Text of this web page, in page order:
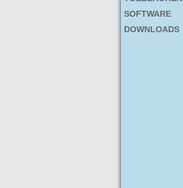
SOFTWARE
DOWNLOADS